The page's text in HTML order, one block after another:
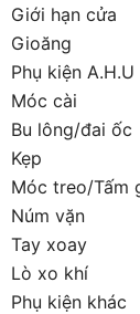
Giới hạn cửa
Gioăng
Phụ kiện A.H.U
Móc cài
Bu lông/đai ốc
Kẹp
Móc treo/Tấm
Núm vặn
Tay xoay
Lò xo khí
Phụ kiện khác